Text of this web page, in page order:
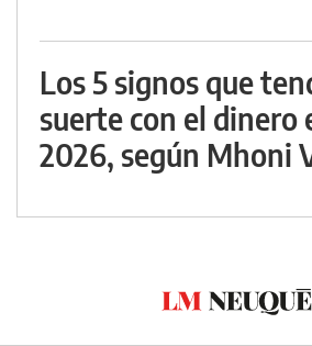
Los 5 signos que
suerte con el dinero
2026, según Mhoni